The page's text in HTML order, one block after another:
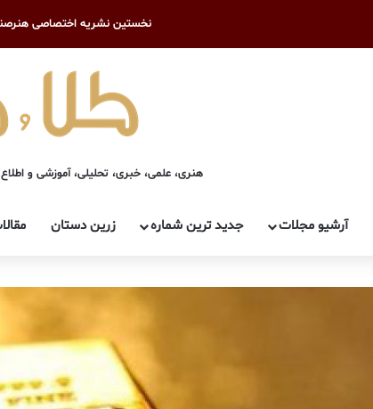
نخستین نشریه اختصاصی
هنری، علمی، خبری، تحلیلی، آموزشی و
آرشیو مجلات جدید ترین شماره زرین دستان